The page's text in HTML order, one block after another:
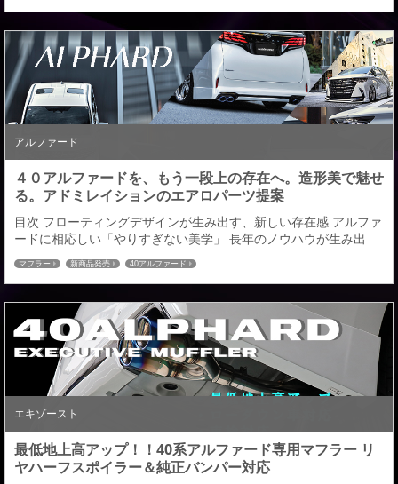
アルファード
４０アルファードを、もう一段上の存在へ。造形美で魅せ
る。アドミレイションのエアロパーツ提案
目次 フローティングデザインが生み出す、新しい存在感 アルファ
ードに相応しい「やりすぎない美学」 長年のノウハウが生み出
す、絶対的な差別化 アドミレイションが提案する、アルファード
の完成形 パーツ構成一覧 トータル装着で完成する、アドミレイシ
ョンスタイル コンプリートカー販売のご案内 アドミレイションが
おすすめする40アルファード エアロパーツ 造形美で魅せ、存在感
を引き上げる。 トヨタ・アルファ...
マフラー 新商品発売 40アルファード
エキゾースト
最低地上高アップ！！40系アルファード専用マフラー リ
ヤハーフスポイラー＆純正バンパー対応